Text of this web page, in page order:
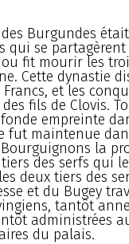
Burgundes
se partagèrent
ou fit mourir les
Cette dynastie
et les
fils de Clovis.
empreinte
fut maintenue
la
des serfs qui
deux tiers des
et du Bugey
tantôt
administrées
du palais.